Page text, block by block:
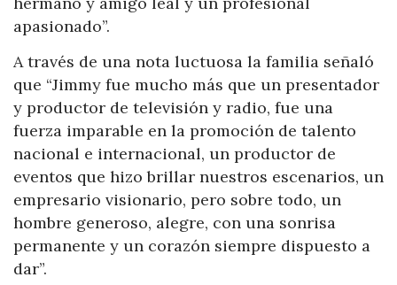
apasionado”.
A través de una nota luctuosa la familia señaló
que “Jimmy fue mucho más que un presentador
y productor de televisión y radio, fue una
fuerza imparable en la promoción de talento
nacional e internacional, un productor de
eventos que hizo brillar nuestros escenarios, un
empresario visionario, pero sobre todo, un
hombre generoso, alegre, con una sonrisa
permanente y un corazón siempre dispuesto a
dar”.